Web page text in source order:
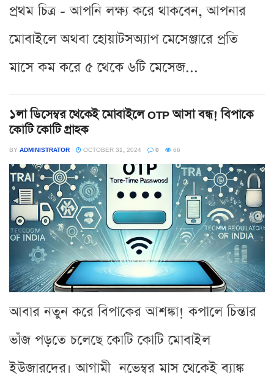
প্রথম চিত্র - আপনি লক্ষ্য করে থাকবেন, আপনার
মোবাইলে অথবা হোয়াটসঅ্যাপ মেসেঞ্জারে প্রতি
মাসে কম করে ৫ থেকে ৬টি মেসেজ...
১লা ডিসেম্বর থেকেই মোবাইলে OTP আসা বন্ধ! বিপাকে
কোটি কোটি গ্রাহক
BY ADMINISTRATOR OCTOBER 31, 2024 0 66
আবার নতুন করে বিপাকের আশঙ্কা! কপালে চিন্তার
ভাঁজ পড়তে চলেছে কোটি কোটি মোবাইল
ইউজারদের। আগামী নভেম্বর মাস থেকেই ব্যাঙ্ক